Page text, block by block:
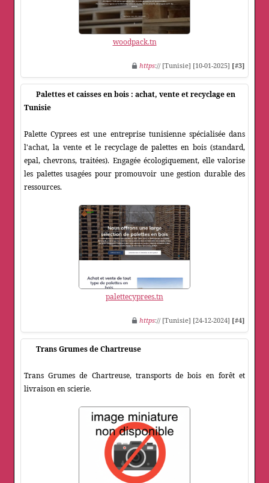
woodpack.tn
https:// [Tunisie] [10-01-2025] [#3]
Palettes et caisses en bois : achat, vente et recyclage en
Tunisie
Palette Cyprees est une entreprise tunisienne spécialisée dans
l'achat, la vente et le recyclage de palettes en bois (standard,
epal, chevrons, traitées). Engagée écologiquement, elle valorise
les palettes usagées pour promouvoir une gestion durable des
ressources.
palettecyprees.tn
https:// [Tunisie] [24-12-2024] [#4]
Trans Grumes de Chartreuse
Trans Grumes de Chartreuse, transports de bois en forêt et
livraison en scierie.